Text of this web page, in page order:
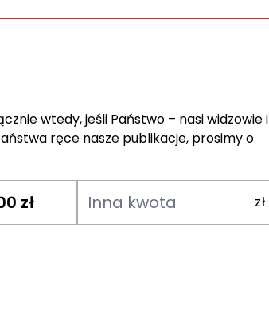
wtedy, jeśli Państwo – nasi widzowie i
ręce nasze publikacje, prosimy o
zł